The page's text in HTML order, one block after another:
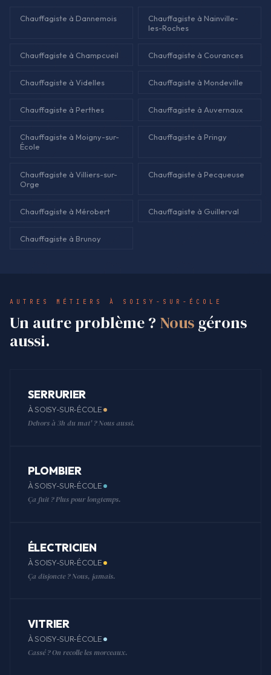
Chauffagiste à Dannemois
Chauffagiste à Nainville-
les-Roches
Chauffagiste à Champcueil Chauffagiste à Courances
Chauffagiste à Videlles Chauffagiste à Mondeville
Chauffagiste à Perthes Chauffagiste à Auvernaux
Chauffagiste à Moigny-sur-
École
Chauffagiste à Pringy
Chauffagiste à Villiers-sur-
Orge
Chauffagiste à Pecqueuse
Chauffagiste à Mérobert Chauffagiste à Guillerval
Chauffagiste à Brunoy
AUTRES MÉTIERS À SOISY-SUR-ÉCOLE
Un autre problème ? Nousgérons
aussi.
SERRURIER
À SOISY-SUR-ÉCOLE
Dehors à 3h du mat' ? Nous aussi.
PLOMBIER
À SOISY-SUR-ÉCOLE
Ça fuit ? Plus pour longtemps.
ÉLECTRICIEN
À SOISY-SUR-ÉCOLE
Ça disjoncte ? Nous, jamais.
VITRIER
À SOISY-SUR-ÉCOLE
Cassé ? On recolle les morceaux.